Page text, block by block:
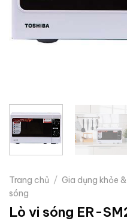
Trang chủ / Gia dụng khỏe
sóng
Lò vi sóng ER-